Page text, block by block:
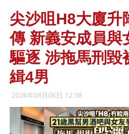
尖沙咀H8大廈升
傳 新義安成員與
驅逐 涉拖馬刑毀
緝4男
2026年08月06日 12:38